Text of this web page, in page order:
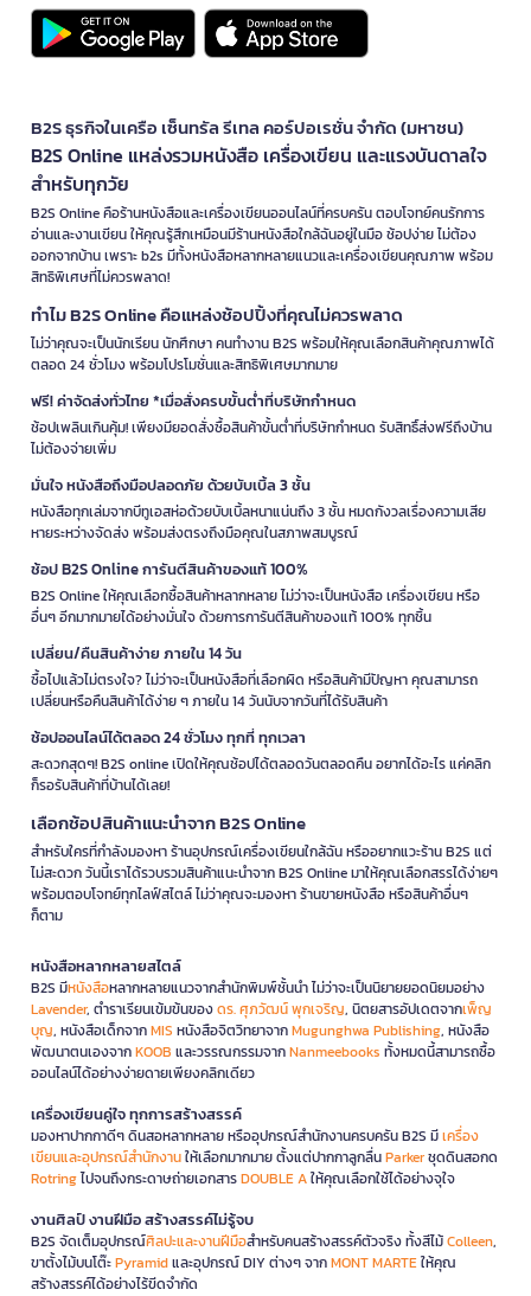
B2S ธุรกิจในเครือ เซ็นทรัล รีเทล คอร์ปอเรชั่น จำกัด (มหาชน)
B2S Online แหล่งรวมหนังสือ เครื่องเขียน และแรงบันดาลใจ
สำหรับทุกวัย
B2S Online คือร้านหนังสือและเครื่องเขียนออนไลน์ที่ครบครัน ตอบโจทย์คนรักการ
อ่านและงานเขียน ให้คุณรู้สึกเหมือนมีร้านหนังสือใกล้ฉันอยู่ในมือ ช้อปง่าย ไม่ต้อง
ออกจากบ้าน เพราะ b2s มีทั้งหนังสือหลากหลายแนวและเครื่องเขียนคุณภาพ พร้อม
สิทธิพิเศษที่ไม่ควรพลาด!
ทำไม B2S Online คือแหล่งช้อปปิ้งที่คุณไม่ควรพลาด
ไม่ว่าคุณจะเป็นนักเรียน นักศึกษา คนทำงาน B2S พร้อมให้คุณเลือกสินค้าคุณภาพได้
ตลอด 24 ชั่วโมง พร้อมโปรโมชั่นและสิทธิพิเศษมากมาย
ฟรี! ค่าจัดส่งทั่วไทย *เมื่อสั่งครบขั้นต่ำที่บริษัทกำหนด
ช้อปเพลินเกินคุ้ม! เพียงมียอดสั่งซื้อสินค้าขั้นต่ำที่บริษัทกำหนด รับสิทธิ์ส่งฟรีถึงบ้าน
ไม่ต้องจ่ายเพิ่ม
มั่นใจ หนังสือถึงมือปลอดภัย ด้วยบับเบิ้ล 3 ชั้น
หนังสือทุกเล่มจากบีทูเอสห่อด้วยบับเบิ้ลหนาแน่นถึง 3 ชั้น หมดกังวลเรื่องความเสีย
หายระหว่างจัดส่ง พร้อมส่งตรงถึงมือคุณในสภาพสมบูรณ์
ช้อป B2S Online การันตีสินค้าของแท้ 100%
B2S Online ให้คุณเลือกซื้อสินค้าหลากหลาย ไม่ว่าจะเป็นหนังสือ เครื่องเขียน หรือ
อื่นๆ อีกมากมายได้อย่างมั่นใจ ด้วยการการันตีสินค้าของแท้ 100% ทุกชิ้น
เปลี่ยน/คืนสินค้าง่าย ภายใน 14 วัน
ซื้อไปแล้วไม่ตรงใจ? ไม่ว่าจะเป็นหนังสือที่เลือกผิด หรือสินค้ามีปัญหา คุณสามารถ
เปลี่ยนหรือคืนสินค้าได้ง่าย ๆ ภายใน 14 วันนับจากวันที่ได้รับสินค้า
ช้อปออนไลน์ได้ตลอด 24 ชั่วโมง ทุกที่ ทุกเวลา
สะดวกสุดๆ! B2S online เปิดให้คุณช้อปได้ตลอดวันตลอดคืน อยากได้อะไร แค่คลิก
ก็รอรับสินค้าที่บ้านได้เลย!
เลือกช้อปสินค้าแนะนำจาก B2S Online
สำหรับใครที่กำลังมองหา ร้านอุปกรณ์เครื่องเขียนใกล้ฉัน หรืออยากแวะร้าน B2S แต่
ไม่สะดวก วันนี้เราได้รวบรวมสินค้าแนะนำจาก B2S Online มาให้คุณเลือกสรรได้ง่ายๆ
พร้อมตอบโจทย์ทุกไลฟ์สไตล์ ไม่ว่าคุณจะมองหา ร้านขายหนังสือ หรือสินค้าอื่นๆ
ก็ตาม
หนังสือหลากหลายสไตล์
B2S มีหนังสือหลากหลายแนวจากสำนักพิมพ์ชั้นนำ ไม่ว่าจะเป็นนิยายยอดนิยมอย่าง
Lavender, ตำราเรียนเข้มข้นของดร. ศุภวัฒน์ พุกเจริญ, นิตยสารอัปเดตจากเพ็ญ
บุญ, หนังสือเด็กจากMIS หนังสือจิตวิทยาจากMugunghwa Publishing, หนังสือ
พัฒนาตนเองจากKOOB และวรรณกรรมจากNanmeebooks ทั้งหมดนี้สามารถซื้อ
ออนไลน์ได้อย่างง่ายดายเพียงคลิกเดียว
เครื่องเขียนคู่ใจ ทุกการสร้างสรรค์
มองหาปากกาดีๆ ดินสอหลากหลาย หรืออุปกรณ์สำนักงานครบครัน B2S มีเครื่อง
เขียนและอุปกรณ์สำนักงานให้เลือกมากมาย ตั้งแต่ปากกาลูกลื่นParkerชุดดินสอกด
Rotringไปจนถึงกระดาษถ่ายเอกสารDOUBLE Aให้คุณเลือกใช้ได้อย่างจุใจ
งานศิลป์ งานฝีมือ สร้างสรรค์ไม่รู้จบ
B2S จัดเต็มอุปกรณ์ศิลปะและงานฝีมือสำหรับคนสร้างสรรค์ตัวจริง ทั้งสีไม้Colleen,
ขาตั้งไม้บนโต๊ะPyramidและอุปกรณ์ DIY ต่างๆ จากMONT MARTEให้คุณ
สร้างสรรค์ได้อย่างไร้ขีดจำกัด